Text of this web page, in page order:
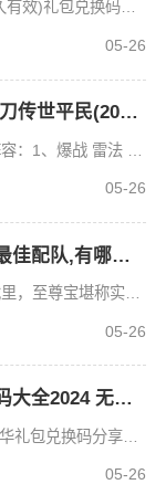
神龙战争悟空篇(永久有效)礼包兑换码分享，这样你不用到处去寻找，进入游戏就可以兑换了。神龙战争悟空篇手游下载是一款梦幻仙侠的争霸竞技游戏，有很多魔神争斗特色玩法，让玩家在里面探寻与众不同的操作，解锁谜
05-26
一刀传世平民 一刀传世平民(2024)最佳阵容以及5职业最佳搭配推荐
05-26
百炼英雄至尊宝最佳配队,有哪些技巧？
在百炼英雄这款游戏里，至尊宝堪称实力强劲的角色。只要巧妙搭配阵容，就能将其最大威力充分展现出来。现今，随着游戏不断发展，各类玩法和角色也日益丰富。在当下的游戏环境中，为了让至尊宝在战斗中发挥出极致效果
05-26
无双炮弹人兑换码大全2024 无双炮弹人(12个)豪华礼包兑换码分享
无双炮弹人(12个)豪华礼包兑换码分享，让玩家不用到处找不到可用的兑换码，个人亲测可以用，增加炮弹人数量；游戏里面有超级多的各种道具，每一个用户都是可以免费的选择。无双炮弹人游戏下载玩家需要控制炮弹人
05-26